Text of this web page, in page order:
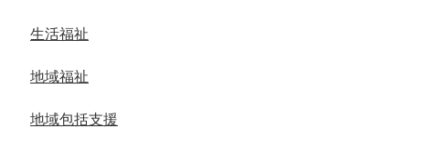
生活福祉
地域福祉
地域包括支援